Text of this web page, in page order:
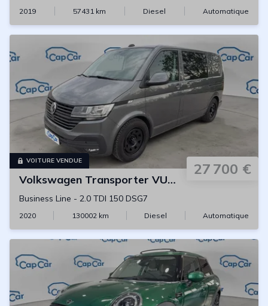
2019 57431 km Diesel Automatique
VOITURE VENDUE 27 700 €
Volkswagen Transporter VU L1H1
Business Line - 2.0 TDI 150 DSG7
2020 130002km Diesel Automatique